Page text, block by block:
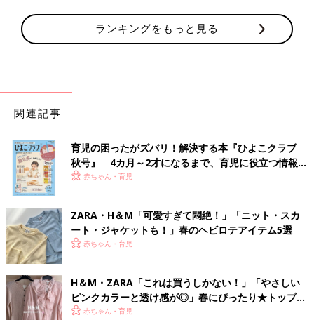
ランキングをもっと見る
関連記事
育児の困ったがズバリ！解決する本『ひよこクラブ
秋号』 4カ月～2才になるまで、育児に役立つ情報が
いっぱい！
赤ちゃん・育児
ZARA・H＆М「可愛すぎて悶絶！」「ニット・スカ
ート・ジャケットも！」春のヘビロテアイテム5選
赤ちゃん・育児
H＆М・ZARA「これは買うしかない！」「やさしい
ピンクカラーと透け感が◎」春にぴったり★トップス
4選赤ちゃん・育児